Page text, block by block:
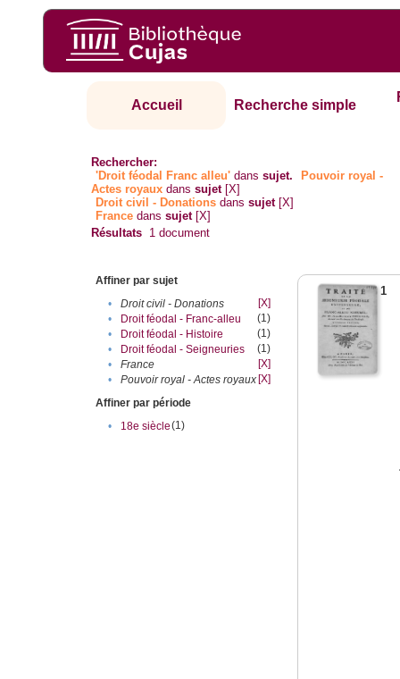
Accueil Recherche simple
Rechercher:
'Droit féodal Franc alleu' danssujet.
Pouvoir royal -
Actes royaux danssujet [X]
Droit civil - Donations danssujet [X]
France danssujet [X]
Résultats 1 document
Affiner par sujet
•
Droit civil - Donations
[X]
•
Droit féodal - Franc-alleu‎
(1)
•
Droit féodal - Histoire
(1)
•
Droit féodal - Seigneuries
(1)
•
France
[X]
•
Pouvoir royal - Actes royaux [X]
Affiner par période
•
18e siècle(1)
1